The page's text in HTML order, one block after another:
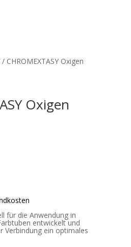
/ CHROMEXTASY Oxigen
Oxigen
für die Anwendung in
entwickelt und
Verbindung ein optimales